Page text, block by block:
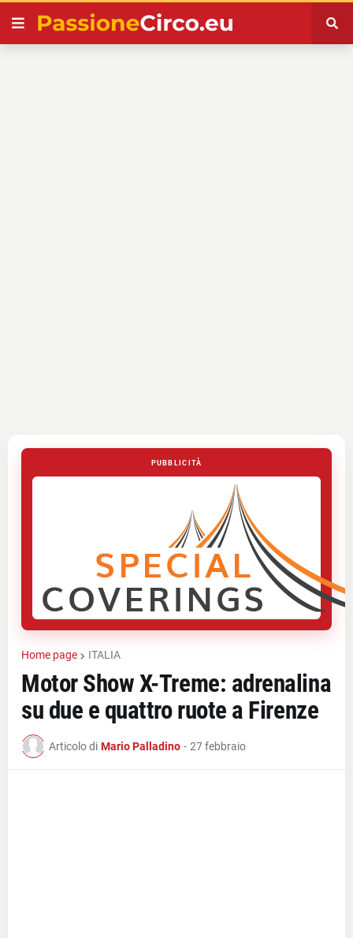
PUBBLICITÀ
Home page ITALIA
Motor Show X-Treme: adrenalina
su due e quattro ruote a Firenze
Articolo di Mario Palladino - 27 febbraio